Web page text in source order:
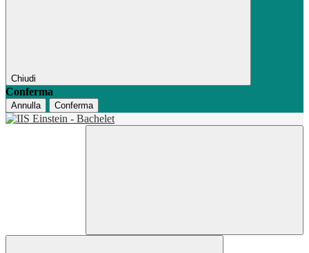
Chiudi
Conferma
Annulla Conferma